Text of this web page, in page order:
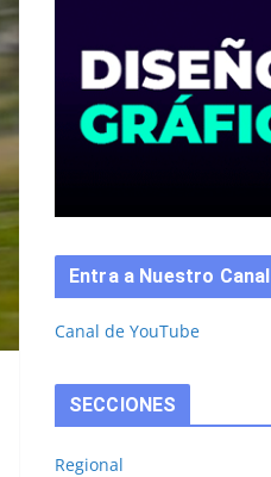
Entra a Nuestro Canal
Canal de YouTube
SECCIONES
Regional